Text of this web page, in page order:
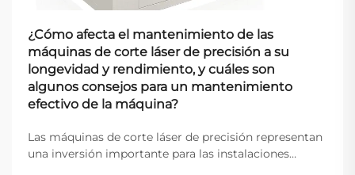
¿Cómo afecta el mantenimiento de las
máquinas de corte láser de precisión a su
longevidad y rendimiento, y cuáles son
algunos consejos para un mantenimiento
efectivo de la máquina?
Las máquinas de corte láser de precisión representan
una inversión importante para las instalaciones